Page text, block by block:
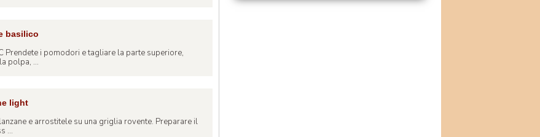
basilico
Prendete i pomodori e tagliare la parte superiore,
polpa, ...
light
e arrostitele su una griglia rovente. Preparare il
...